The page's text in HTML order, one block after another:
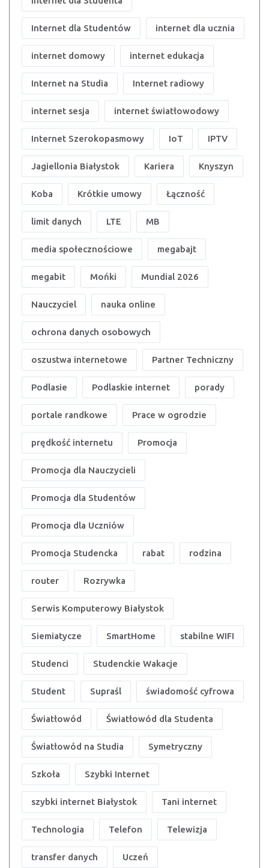
Internet dla Studentów internet dla ucznia
internet domowy internet edukacja
Internet na Studia Internet radiowy
internet sesja internet światłowodowy
Internet Szerokopasmowy IoT IPTV
Jagiellonia Białystok Kariera Knyszyn
Koba Krótkie umowy Łączność
limit danych LTE MB
media społecznościowe megabajt
megabit Mońki Mundial 2026
Nauczyciel nauka online
ochrona danych osobowych
oszustwa internetowe Partner Techniczny
Podlasie Podlaskie internet porady
portale randkowe Prace w ogrodzie
prędkość internetu Promocja
Promocja dla Nauczycieli
Promocja dla Studentów
Promocja dla Uczniów
Promocja Studencka rabat rodzina
router Rozrywka
Serwis Komputerowy Białystok
Siemiatycze SmartHome stabilne WIFI
Studenci Studenckie Wakacje
Student Supraśl świadomość cyfrowa
Światłowód Światłowód dla Studenta
Światłowód na Studia Symetryczny
Szkoła Szybki Internet
szybki internet Białystok Tani internet
Technologia Telefon Telewizja
transfer danych Uczeń